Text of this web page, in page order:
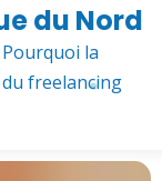
du Nord
Pourquoi la
du freelancing